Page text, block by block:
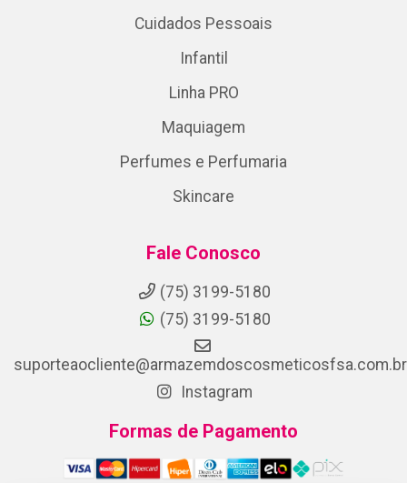
Cuidados Pessoais
Infantil
Linha PRO
Maquiagem
Perfumes e Perfumaria
Skincare
Fale Conosco
(75) 3199-5180
(75) 3199-5180
suporteaocliente@armazemdoscosmeticosfsa.com.br
Instagram
Formas de Pagamento